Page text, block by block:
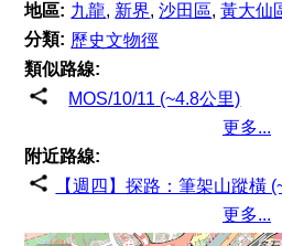
地區: 九龍, 新界,沙田區,黃大仙
分類: 歷史文物徑
類似路線:
MOS/10/11 (~4.8公里)
更多...
附近路線:
【週四】探路：筆架山蹤橫
更多...